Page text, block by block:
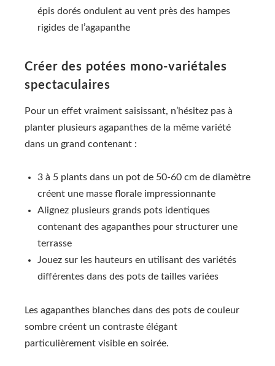
épis dorés ondulent au vent près des hampes
rigides de l’agapanthe
Créer des potées mono-variétales
spectaculaires
Pour un effet vraiment saisissant, n’hésitez pas à
planter plusieurs agapanthes de la même variété
dans un grand contenant :
3 à 5 plants dans un pot de 50-60 cm de diamètre
créent une masse florale impressionnante
Alignez plusieurs grands pots identiques
contenant des agapanthes pour structurer une
terrasse
Jouez sur les hauteurs en utilisant des variétés
différentes dans des pots de tailles variées
Les agapanthes blanches dans des pots de couleur
sombre créent un contraste élégant
particulièrement visible en soirée.